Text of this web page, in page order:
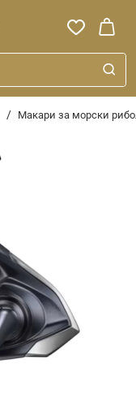
Макари за морски